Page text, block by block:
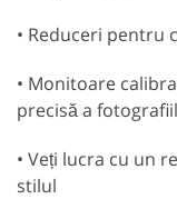
• Reduceri pentru
• Monitoare
precisă a
• Veți lucra cu un
stilul